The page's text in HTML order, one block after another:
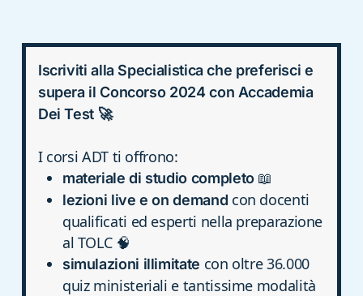
Iscriviti alla Specialistica che preferisci e
supera il Concorso 2024 con Accademia
Dei Test 🚀
I corsi ADT ti offrono:
materiale di studio completo📖
lezioni live e on demand con docenti
qualificati ed esperti nella preparazione
al TOLC 🧠
simulazioni illimitate con oltre 36.000
quiz ministeriali e tantissime modalità